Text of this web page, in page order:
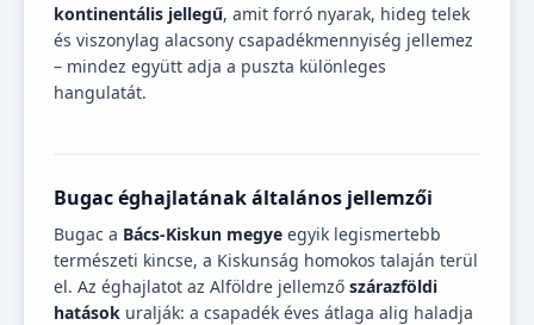
kontinentális jellegű, amit forró nyarak, hideg telek
és viszonylag alacsony csapadékmennyiség jellemez
– mindez együtt adja a puszta különleges
hangulatát.
Bugac éghajlatának általános jellemzői
Bugac a Bács-Kiskun megye egyik legismertebb
természeti kincse, a Kiskunság homokos talaján terül
el. Az éghajlatot az Alföldre jellemző szárazföldi
hatások uralják: a csapadék éves átlaga alig haladja